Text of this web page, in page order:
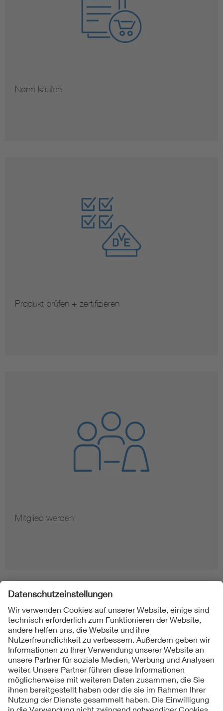
Norm kaufen
Produkt prüfen + zertifizieren
Mitglied werden
Folgen Sie uns
Kontakte